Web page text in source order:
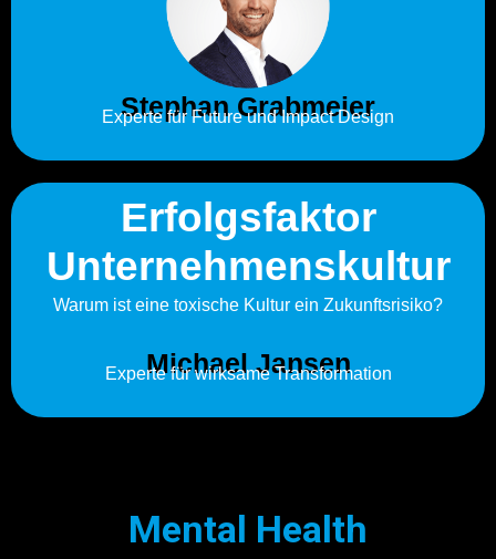
Stephan Grabmeier
Experte für Future und Impact Design
Erfolgsfaktor
Unternehmenskultur
Warum ist eine toxische Kultur ein Zukunftsrisiko?
Michael Jansen
Experte für wirksame Transformation
Mental Health